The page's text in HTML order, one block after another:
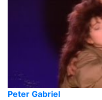
Peter Gabriel